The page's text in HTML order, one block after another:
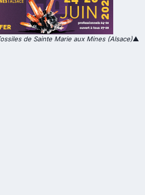
de Sainte Marie aux Mines (Alsace)▲